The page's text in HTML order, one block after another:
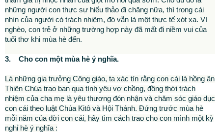
những người con thực sự hiếu thảo đi chăng nữa, thì trong cái
nhìn của người có trách nhiệm, đó vẫn là một thực tế xót xa. Vì
nghèo, con trẻ ở những trường hợp này đã mất đi niềm vui của
tuổi thơ khi mùa hè đến.
3. Cho con một mùa hè ý nghĩa.
Là những gia trưởng Công giáo, ta xác tín rằng con cái là hồng ân
Thiên Chúa trao ban qua tình yêu vợ chồng, đồng thời trách
nhiệm của cha mẹ là yêu thương đón nhận và chăm sóc giáo dục
con cái theo luật Chúa Kitô và Hội Thánh. Đứng trước mùa hè
mỗi năm của đời con cái, hãy tìm cách trao cho con mình một kỳ
nghỉ hè ý nghĩa :